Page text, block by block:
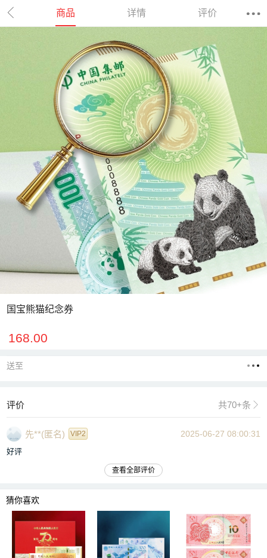
商品 详情 评价
国宝熊猫纪念券
168.00
送至
评价 共70+条 
先**(匿名) VIP2 2025-06-27 08:00:31
好评
查看全部评价
猜你喜欢